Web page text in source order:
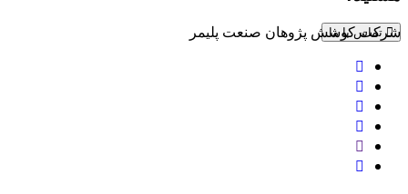
تماس با ما
شرکت کوشش پژوهان صنعت پلیمر